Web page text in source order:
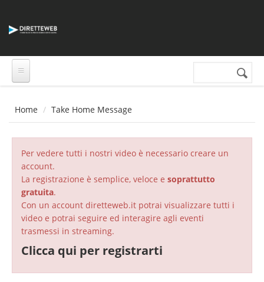
Form di
Cerca nel sito
Home Take Home Message
Per vedere tutti i nostri video è necessario creare un
account.
La registrazione è semplice, veloce e soprattutto
gratuita.
Con un account diretteweb.it potrai visualizzare tutti i
video e potrai seguire ed interagire agli eventi
trasmessi in streaming.
Clicca qui per registrarti